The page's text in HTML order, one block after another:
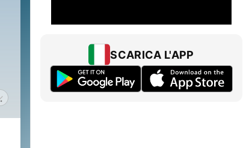
SCARICA L'APP